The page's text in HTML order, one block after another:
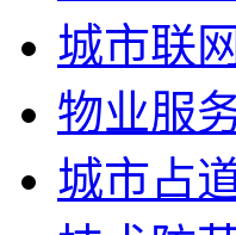
城市联
物业服
城市占